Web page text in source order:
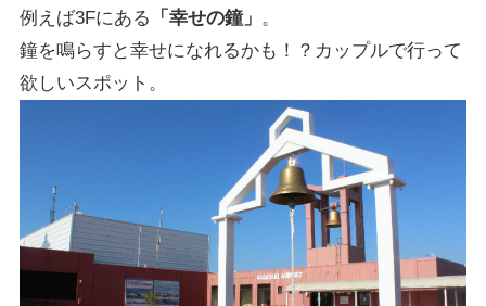
例えば3Fにある 「幸せの鐘」 。
鐘を鳴らすと幸せになれるかも！？カップルで行って
欲しいスポット。